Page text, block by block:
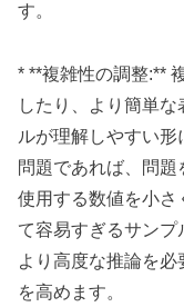
す。
* **複雑性の調整:**
したり、より簡単
ルが理解しやすい
問題であれば、問題
使用する数値を小さ
て容易すぎるサンプ
より高度な推論を
を高めます。